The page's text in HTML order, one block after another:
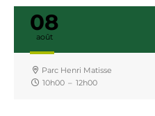
08
août
Parc Henri Matisse
10h00 – 12h00